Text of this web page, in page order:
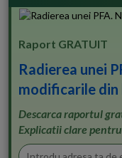
Raport GRATUIT
Radierea unei
modificarile din
Descarca raportul
Explicatii clare